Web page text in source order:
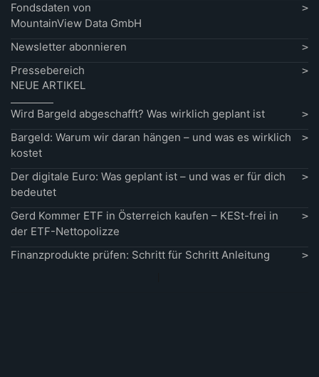
Fondsdaten von
MountainView Data GmbH
Newsletter abonnieren
Pressebereich
NEUE ARTIKEL
Wird Bargeld abgeschafft? Was wirklich geplant ist
Bargeld: Warum wir daran hängen – und was es wirklich
kostet
Der digitale Euro: Was geplant ist – und was er für dich
bedeutet
Gerd Kommer ETF in Österreich kaufen – KESt-frei in
der ETF-Nettopolizze
Finanzprodukte prüfen: Schritt für Schritt Anleitung